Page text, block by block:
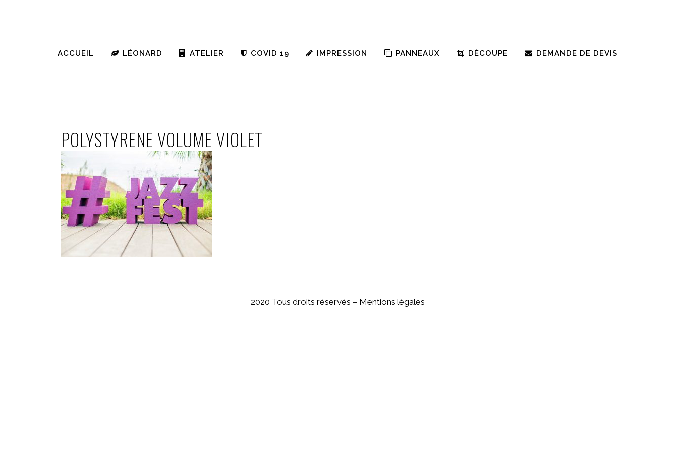
ACCUEIL LÉONARD ATELIER COVID 19 IMPRESSION PANNEAUX DÉCOUPE DEMANDE DE DEVIS
POLYSTYRENE VOLUME VIOLET
2020 Tous droits réservés – Mentions légales